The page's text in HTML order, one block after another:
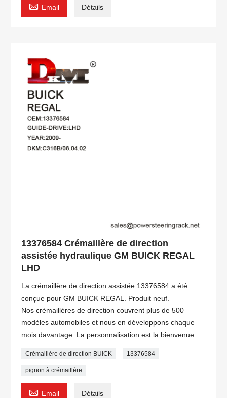
 Email Détails
13376584 Crémaillère de direction
assistée hydraulique GM BUICK REGAL
LHD
La crémaillère de direction assistée 13376584 a été
conçue pour GM BUICK REGAL. Produit neuf.
Nos crémaillères de direction couvrent plus de 500
modèles automobiles et nous en développons chaque
mois davantage. La personnalisation est la bienvenue.
Crémaillère de direction BUICK 13376584
pignon à crémaillère
 Email Détails